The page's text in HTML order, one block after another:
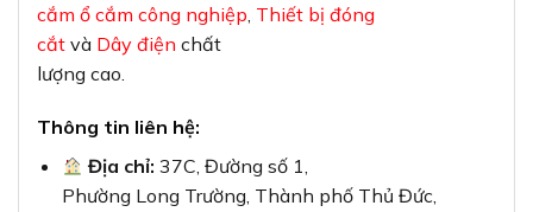
cắm ổ cắm công nghiệp Thiết bị đóng
cắt và Dây điện chất
lượng cao.
Thông tin liên hệ:
Địa chỉ: 37C, Đường số 1,
Phường Long Trường, Thành phố Thủ Đức,